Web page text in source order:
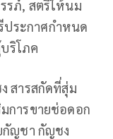
รภ์, สตรีให้นม
ระกาศกำหนด
ริโภค
สารสกัดที่สุ่ม
มการขายช่อดอก
กัญชา กัญชง